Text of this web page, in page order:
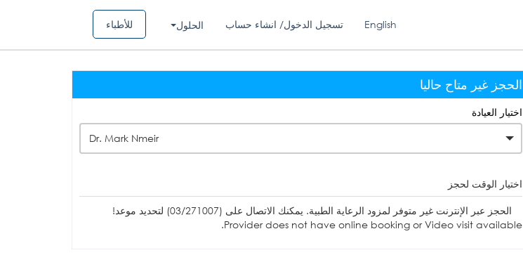
للأطباء الحلول تسجيل الدخول/ انشاء حساب English
الحجز غير متاح حاليا
اختيار العيادة
Dr. Mark Nmeir
اختيار الوقت لحجز
الحجز عبر الإنترنت غير متوفر لمزود الرعاية الطبية. يمكنك الاتصال على (03/271007) لتحديد موعد!
Provider does not have online booking or Video visit available.